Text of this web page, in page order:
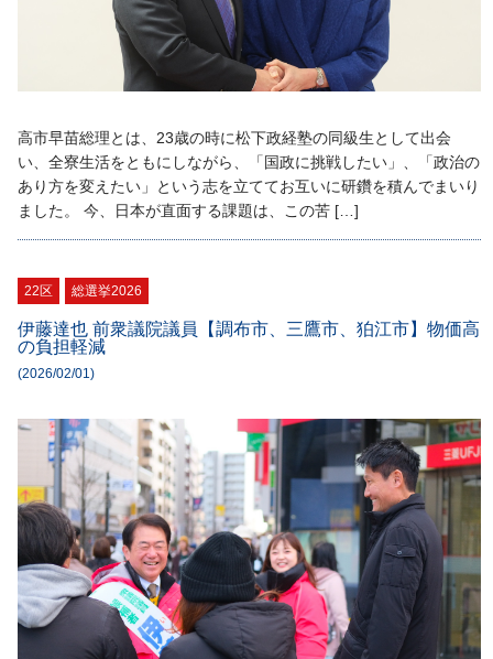
高市早苗総理とは、23歳の時に松下政経塾の同級生として出会
い、全寮生活をともにしながら、「国政に挑戦したい」、「政治の
あり方を変えたい」という志を立ててお互いに研鑽を積んでまいり
ました。 今、日本が直面する課題は、この苦 […]
22区 総選挙2026
伊藤達也 前衆議院議員【調布市、三鷹市、狛江市】物価高
の負担軽減
(2026/02/01)